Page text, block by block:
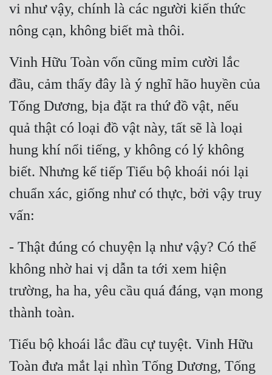
Gia Đấu
Góc Nhìn Nam
Huyền Huyễn
Huyền Nghi
Huyền Ảo
Hài Hước
Hệ Thống
Học Đường
Khoa Huyễn
Khoa Huyễn Không Gian
Kinh Dị
Kiếm Hiệp
vi như vậy, chính là các người kiến thức
nông cạn, không biết mà thôi.
Vinh Hữu Toàn vốn cũng mỉm cười lắc
đầu, cảm thấy đây là ý nghĩ hão huyền của
Tống Dương, bịa đặt ra thứ đồ vật, nếu
quả thật có loại đồ vật này, tất sẽ là loại
hung khí nổi tiếng, y không có lý không
biết. Nhưng kế tiếp Tiểu bộ khoái nói lại
chuẩn xác, giống như có thực, bởi vậy truy
vấn:
- Thật đúng có chuyện lạ như vậy? Có thể
không nhờ hai vị dẫn ta tới xem hiện
trường, ha ha, yêu cầu quá đáng, vạn mong
thành toàn.
Tiểu bộ khoái lắc đầu cự tuyệt. Vinh Hữu
Toàn đưa mắt lại nhìn Tống Dương, Tống